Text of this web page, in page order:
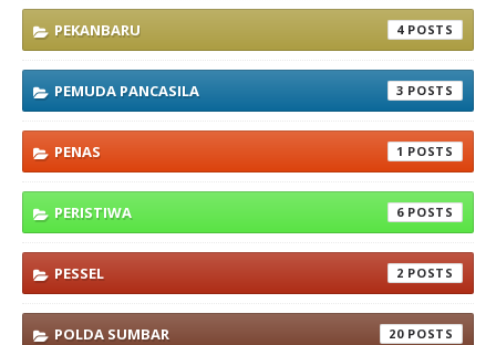
PEKANBARU 4
PEMUDA PANCASILA 3
PENAS 1
PERISTIWA 6
PESSEL 2
POLDA SUMBAR 20